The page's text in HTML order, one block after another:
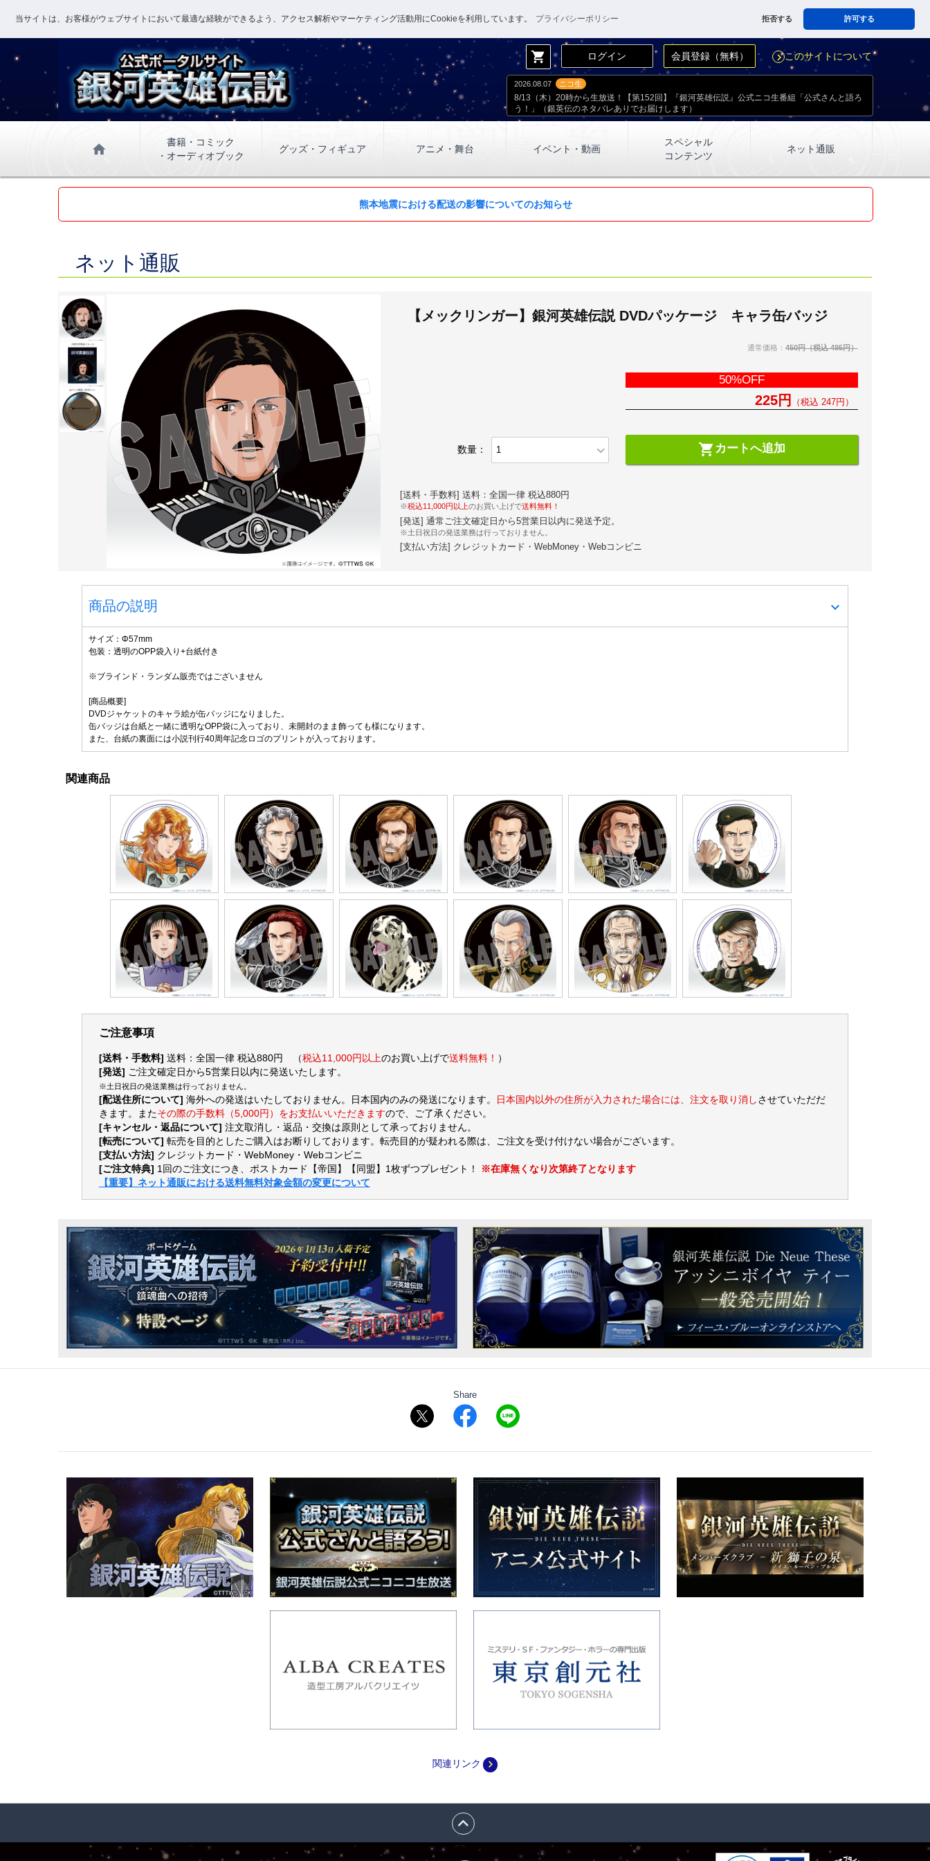
当サイトは、お客様がウェブサイトにおいて最適な経験ができるよう、アクセス解析やマーケティング活動用にCookieを利用しています。 プライバシーポリシー 拒否する 許可する
shopping_cart ログイン 会員登録（無料） navigate_nextこのサイトについて
2026.08.07 ニコ生
8/13（木）20時から生放送！【第152回】『銀河英雄伝説』公式ニコ生番組「公式さんと語ろ
う！」（銀英伝のネタバレありでお届けします）
home
書籍・コミック
・オーディオブック
グッズ・フィギュア アニメ・舞台 イベント・動画
スペシャル
コンテンツ
ネット通販
熊本地震における配送の影響についてのお知らせ
ネット通販
【メックリンガー】銀河英雄伝説 DVDパッケージ キャラ缶バッジ
通常価格： 450円（税込 495円）
50%OFF
225円 （税込 247円）
数量： expand_more shopping_cart カートへ追加
[送料・手数料] 送料：全国一律 税込880円
※税込11,000円以上のお買い上げで送料無料！
[発送] 通常ご注文確定日から5営業日以内に発送予定。
※土日祝日の発送業務は行っておりません。
[支払い方法] クレジットカード・WebMoney・Webコンビニ
商品の説明 expand_more
サイズ：Φ57mm
包装：透明のOPP袋入り+台紙付き
※ブラインド・ランダム販売ではございません
[商品概要]
DVDジャケットのキャラ絵が缶バッジになりました。
缶バッジは台紙と一緒に透明なOPP袋に入っており、未開封のまま飾っても様になります。
また、台紙の裏面には小説刊行40周年記念ロゴのプリントが入っております。
関連商品
ご注意事項
[送料・手数料] 送料：全国一律 税込880円 （税込11,000円以上のお買い上げで送料無料！ ）
[発送] ご注文確定日から5営業日以内に発送いたします。
※土日祝日の発送業務は行っておりません。
[配送住所について] 海外への発送はいたしておりません。日本国内のみの発送になります。 日本国内以外の住所が入力された場合には、注文を取り消しさせていただだ
きます。またその際の手数料（5,000円）をお支払いいただきますので、ご了承ください。
[キャンセル・返品について] 注文取消し・返品・交換は原則として承っておりません。
[転売について] 転売を目的としたご購入はお断りしております。転売目的が疑われる際は、ご注文を受け付けない場合がございます。
[支払い方法] クレジットカード・WebMoney・Webコンビニ
[ご注文特典] 1回のご注文につき、ポストカード【帝国】【同盟】1枚ずつプレゼント！
※在庫無くなり次第終了となります
【重要】ネット通販における送料無料対象金額の変更について
Share
関連リンク navigate_next
expand_less